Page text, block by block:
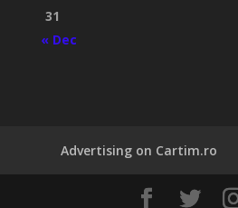
31
« Dec
Advertising on Cartim.ro